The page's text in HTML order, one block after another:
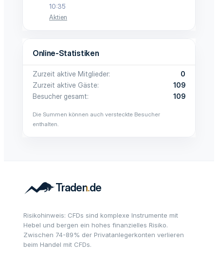
10:35
Aktien
Online-Statistiken
Zurzeit aktive Mitglieder
0
Zurzeit aktive Gäste
109
Besucher gesamt
109
Die Summen können auch versteckte Besucher
enthalten.
Risikohinweis: CFDs sind komplexe Instrumente mit
Hebel und bergen ein hohes finanzielles Risiko.
Zwischen 74-89% der Privatanlegerkonten verlieren
beim Handel mit CFDs.